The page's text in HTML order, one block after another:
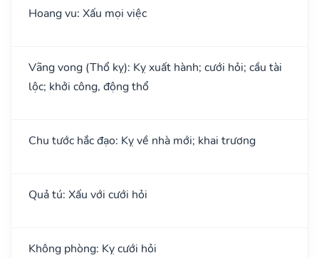
Hoang vu: Xấu mọi việc
Vãng vong (Thổ kỵ): Kỵ xuất hành; cưới hỏi; cầu tài
lộc; khởi công, động thổ
Chu tước hắc đạo: Kỵ về nhà mới; khai trương
Quả tú: Xấu với cưới hỏi
Không phòng: Kỵ cưới hỏi